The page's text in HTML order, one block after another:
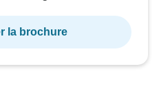
la brochure